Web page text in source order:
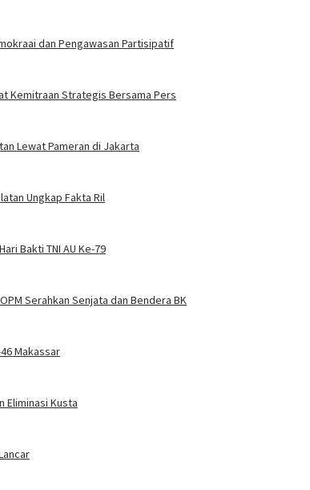
dan Pengawasan Partisipatif
Kemitraan Strategis Bersama Pers
Lewat Pameran di Jakarta
Ungkap Fakta Ril
Bakti TNI AU Ke-79
Serahkan Senjata dan Bendera BK
Makassar
Eliminasi Kusta